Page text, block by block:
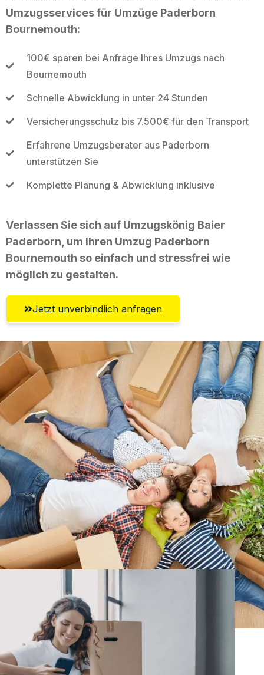
Umzugsservices für Umzüge Paderborn
Bournemouth:
100€ sparen bei Anfrage Ihres Umzugs nach
Bournemouth
Schnelle Abwicklung in unter 24 Stunden
Versicherungsschutz bis 7.500€ für den Transport
Erfahrene Umzugsberater aus Paderborn
unterstützen Sie
Komplette Planung & Abwicklung inklusive
Verlassen Sie sich auf Umzugskönig Baier
Paderborn, um Ihren Umzug Paderborn
Bournemouth so einfach und stressfrei wie
möglich zu gestalten.
Jetzt unverbindlich anfragen